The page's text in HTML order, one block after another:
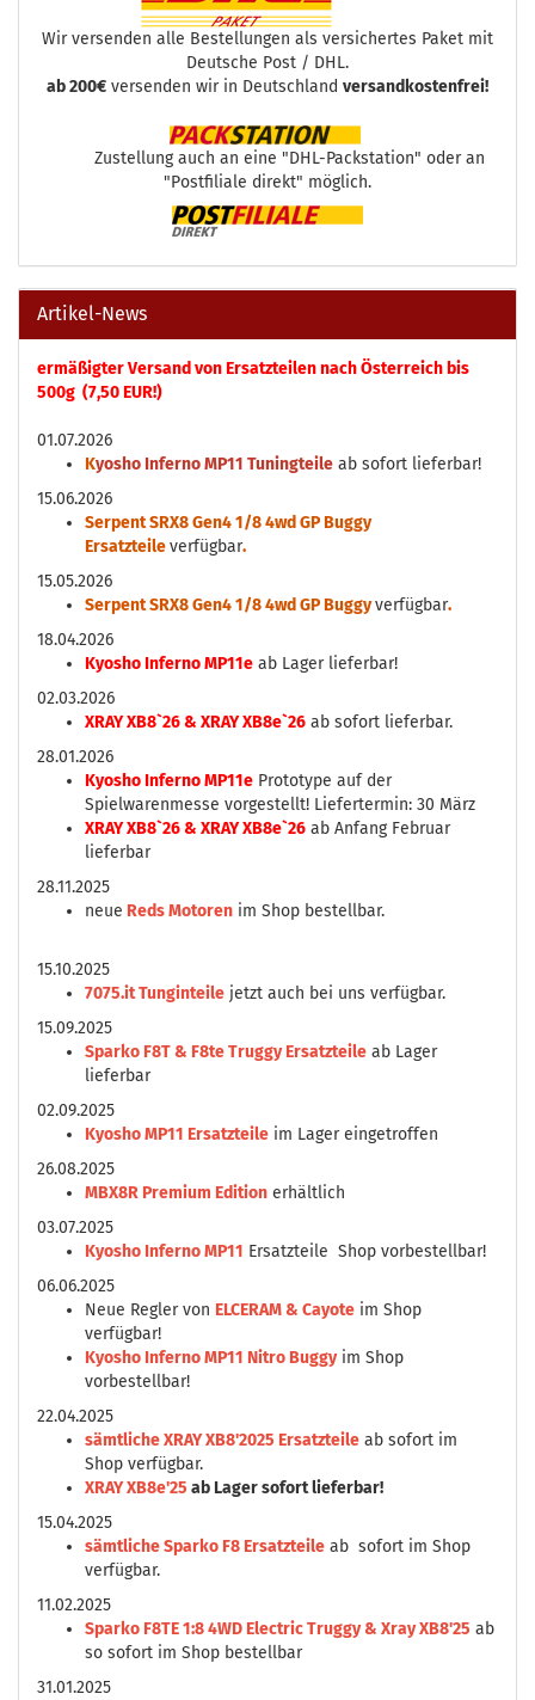
Wir versenden alle Bestellungen als versichertes Paket mit
Deutsche Post / DHL.
ab 200€ versenden wir in Deutschland versandkostenfrei!
Zustellung auch an eine "DHL-Packstation" oder an
"Postfiliale direkt" möglich.
Artikel-News
ermäßigter Versand von Ersatzteilen nach Österreich bis
500g (7,50 EUR!)
01.07.2026
Kyosho Inferno MP11 Tuningteile ab sofort lieferbar!
15.06.2026
Serpent SRX8 Gen4 1/8 4wd GP Buggy
Ersatzteileverfügbar.
15.05.2026
Serpent SRX8 Gen4 1/8 4wd GP Buggyverfügbar.
18.04.2026
Kyosho Inferno MP11e ab Lager lieferbar!
02.03.2026
XRAY XB8`26 & XRAY XB8e`26 ab sofort lieferbar.
28.01.2026
Kyosho Inferno MP11e Prototype auf der
Spielwarenmesse vorgestellt! Liefertermin: 30 März
XRAY XB8`26 & XRAY XB8e`26 ab Anfang Februar
lieferbar
28.11.2025
neue Reds Motoren im Shop bestellbar.
15.10.2025
7075.it Tunginteile jetzt auch bei uns verfügbar.
15.09.2025
Sparko F8T & F8te Truggy Ersatzteile ab Lager
lieferbar
02.09.2025
Kyosho MP11 Ersatzteile im Lager eingetroffen
26.08.2025
MBX8R Premium Edition erhältlich
03.07.2025
Kyosho Inferno MP11 Ersatzteile Shop vorbestellbar!
06.06.2025
Neue Regler von ELCERAM & Cayote im Shop
verfügbar!
Kyosho Inferno MP11 Nitro Buggyim Shop
vorbestellbar!
22.04.2025
sämtliche XRAY XB8'2025 Ersatzteile ab sofort im
Shop verfügbar.
XRAY XB8e'25 ab Lager sofort lieferbar!
15.04.2025
sämtliche Sparko F8 Ersatzteile ab sofort im Shop
verfügbar.
11.02.2025
Sparko F8TE 1:8 4WD Electric Truggy & Xray XB8'25 ab
so sofort im Shop bestellbar
31.01.2025